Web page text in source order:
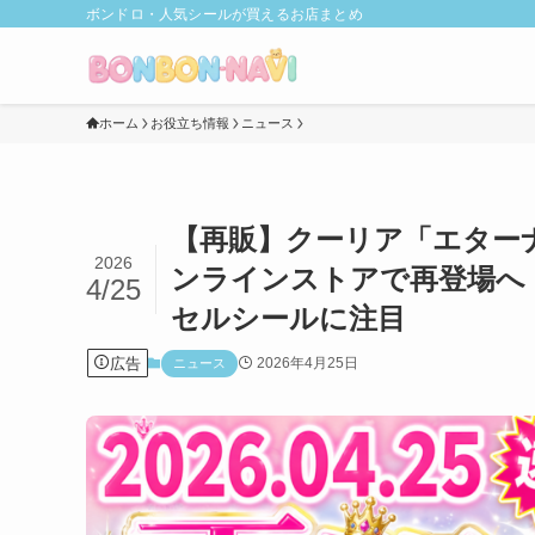
ボンドロ・人気シールが買えるお店まとめ
ホーム お役立ち情報 ニュース
【再販】クーリア「エタ
ンラインストアで再登場
セルシールに注目
2026
4/25
広告 ニュース 2026年4月25日